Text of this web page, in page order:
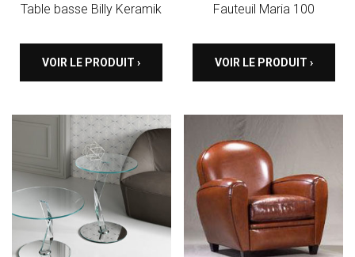
Table basse Billy Keramik
VOIR LE PRODUIT ›
Fauteuil Maria 100
VOIR LE PRODUIT ›